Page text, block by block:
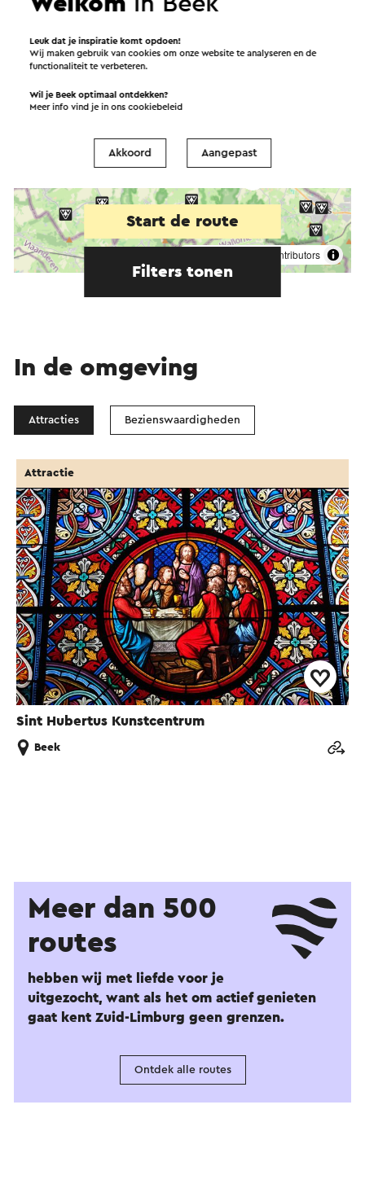
contributors
Start de route
Filters tonen
In de omgeving
Attracties Bezienswaardigheden
Sint Hubertus Kunstcentrum
Attractie
Beek
Meer dan 500
routes
hebben wij met liefde voor je
uitgezocht, want als het om actief genieten
gaat kent Zuid-Limburg geen grenzen.
Ontdek alle routes
Leuk dat je inspiratie komt opdoen!
Wij maken gebruik van cookies om onze website te analyseren en de
functionaliteit te verbeteren.
Wil je Beek optimaal ontdekken?
Meer info vind je in onscookiebeleid
Akkoord Aangepast